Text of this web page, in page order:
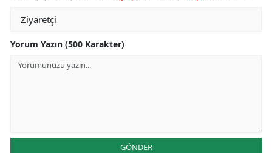
Yorum Yazın (500 Karakter)
GÖNDER